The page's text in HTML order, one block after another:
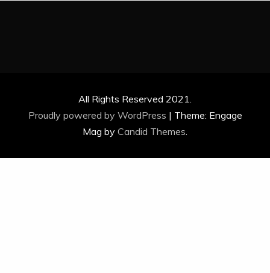
All Rights Reserved 2021.
Proudly powered by WordPress | Theme: Engage
Mag by Candid Themes